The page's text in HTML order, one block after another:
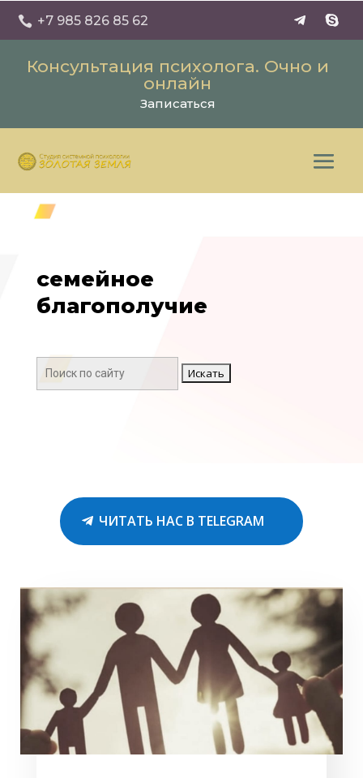
 +7 985 826 85 62
Консультация психолога. Очно и
онлайн
Записаться
семейное
благополучие
Поиск:
ЧИТАТЬ НАС В TELEGRAM